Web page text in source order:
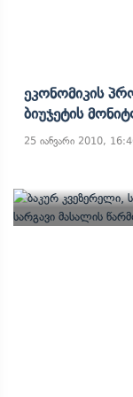
Ეკონომიკის
Ბიუჯეტის
25 იანვარი 2010,